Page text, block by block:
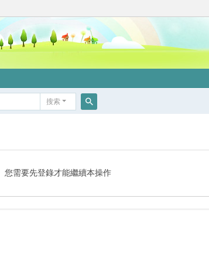
搜索
您需要先登錄才能繼續本操作